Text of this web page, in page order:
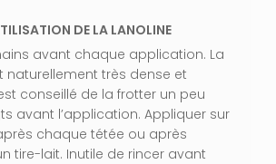
DE LA LANOLINE
avant chaque application. La
naturellement très dense et
conseillé de la frotter un peu
avant l’application. Appliquer sur
chaque tétée ou après
tire-lait. Inutile de rincer avant